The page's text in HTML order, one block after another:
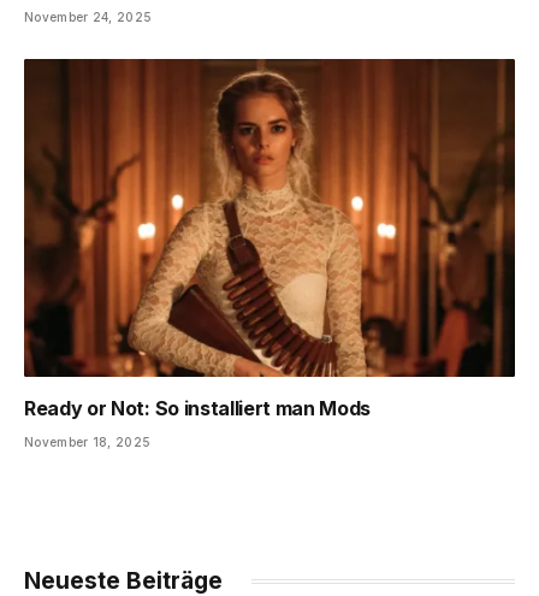
November 24, 2025
Ready or Not: So installiert man Mods
November 18, 2025
Neueste Beiträge